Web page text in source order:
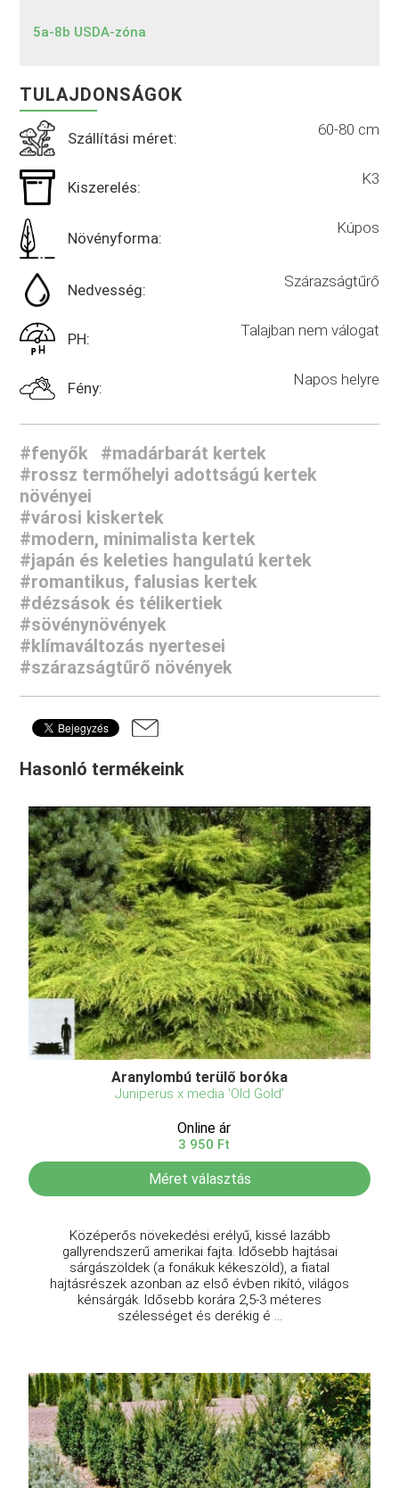
5a-8b USDA-zóna
TULAJDONSÁGOK
Szállítási méret: 60-80 cm
Kiszerelés: K3
Növényforma:
Kúpos
Nedvesség: Szárazságtűrő
PH: Talajban nem válogat
Fény: Napos helyre
#fenyők
#madárbarát kertek
#rossz termőhelyi adottságú kertek
növényei
#városi kiskertek
#modern, minimalista kertek
#japán és keleties hangulatú kertek
#romantikus, falusias kertek
#dézsások és télikertiek
#sövénynövények
#klímaváltozás nyertesei
#szárazságtűrő növények
Hasonló termékeink
Aranylombú terülő boróka
Juniperus x media 'Old Gold'
Online ár
3 950 Ft
Méret választás
Középerős növekedési erélyű, kissé lazább
gallyrendszerű amerikai fajta. Idősebb hajtásai
sárgászöldek (a fonákuk kékeszöld), a fiatal
hajtásrészek azonban az első évben rikító, világos
kénsárgák. Idősebb korára 2,5-3 méteres
szélességet és derékig é ...